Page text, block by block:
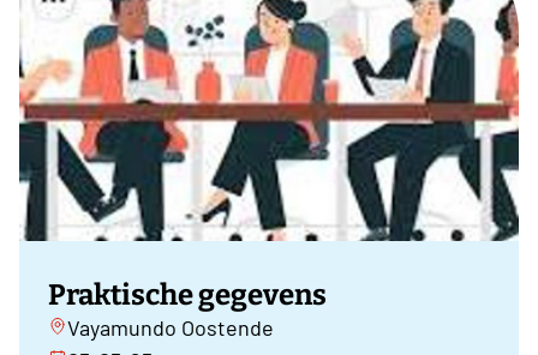
Praktische gegevens
Vayamundo Oostende